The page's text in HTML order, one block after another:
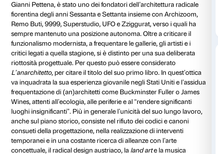
maggio alle ore 18.30 presso l’Altana di Palazzo
Pettena, Arturo Galansino, Alberto Salvadori,
Manuel Orazi, Pino Brugellis.
Il design è una disciplina ibrida, composta al
progettazione e di lavoro manuale tanto che il
Giovanni Klaus Koenig la paragonava a un animale
design è un pipistrello, mezzo topo e mezzo
temi della sostenibilità ambientale che oggi stanno
sarà bene riscoprire gli antesignani della
dell’ambiente (o contro-design come lo chiamava
ripartendo dal pozzo senza fondo delle